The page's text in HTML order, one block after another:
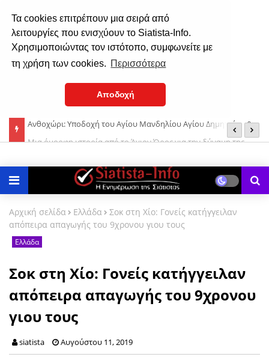
Τα cookies επιτρέπουν μια σειρά από
λειτουργίες που ενισχύουν το Siatista-Info.
Χρησιμοποιώντας τον ιστότοπο, συμφωνείτε με
τη χρήση των cookies. Περισσότερα
Αποδοχή
& Μια όμορφη ιστορία από το Άγιον Όρος για την δύναμη της
Αρχική σελίδα Ελλάδα
Σοκ στη Χίο: Γονείς κατήγγειλαν
απόπειρα απαγωγής του 9χρονου γιου τους
Ελλάδα
Σοκ στη Χίο: Γονείς κατήγγειλαν
απόπειρα απαγωγής του 9χρονου
γιου τους
siatista Αυγούστου 11, 2019